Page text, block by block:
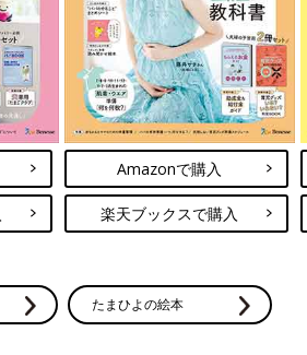
Amazonで購入
楽天ブックスで購入
たまひよの絵本